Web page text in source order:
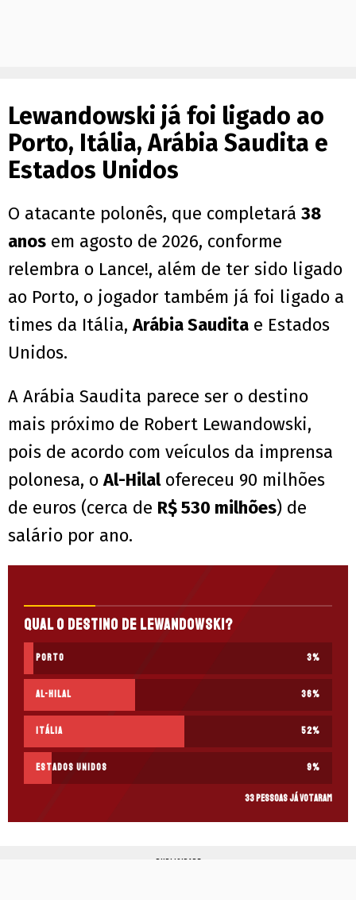
Lewandowski já foi ligado ao
Porto, Itália, Arábia Saudita e
Estados Unidos
O atacante polonês, que completará 38
anos em agosto de 2026, conforme
relembra o Lance!, além de ter sido ligado
ao Porto, o jogador também já foi ligado a
times da Itália,Arábia Saudita e Estados
Unidos.
A Arábia Saudita parece ser o destino
mais próximo de Robert Lewandowski,
pois de acordo com veículos da imprensa
polonesa, oAl-Hilalofereceu 90 milhões
de euros (cerca de R$ 530 milhões) de
salário por ano.
Qual o destino de Lewandowski?
Porto 3%
Al-Hilal 36%
Itália 52%
Estados Unidos 9%
33 pessoas já votaram
PUBLICIDADE